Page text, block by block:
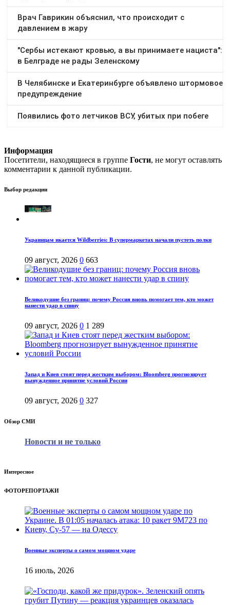
Информация
Посетители, находящиеся в группе Гости, не могут оставлять
комментарии к данной публикации.
Выбор редакции
Украинцам икается Wildberries: В супермаркетах начали пустеть полки
09 август, 2026 0 663
Великодушие без границ: почему Россия вновь помогает тем, кто может
нанести удар в спину
09 август, 2026 0 1 289
Запад и Киев стоят перед жестким выбором: Bloomberg прогнозирует
вынужденное принятие условий России
09 август, 2026 0 327
Обзор СМИ
Новости и не только
Интересное
ФОТОРЕПОРТАЖИ
Военные эксперты о самом мощном ударе
16 июль, 2026